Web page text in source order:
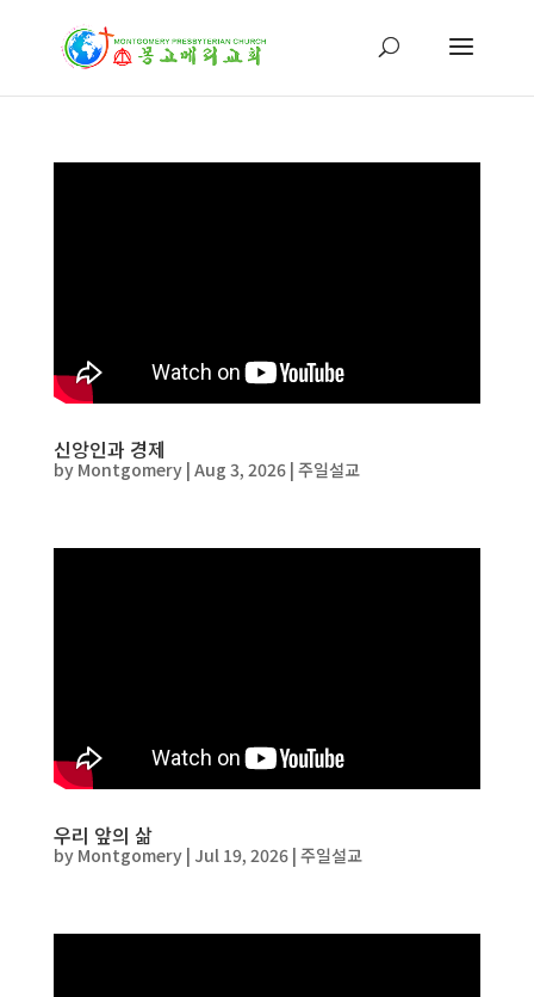
신앙인과 경제
by Montgomery| Aug 3, 2026| 주일설교
우리 앞의 삶
by Montgomery| Jul 19, 2026| 주일설교